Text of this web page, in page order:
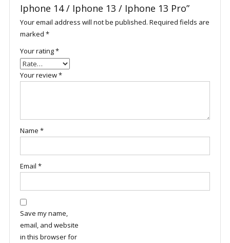
quantity
Iphone 14 / Iphone 13 / Iphone 13 Pro”
Your email address will not be published. Required fields are
marked *
Your rating*
Your review*
Name *
Email *
Save my name,
email, and website
in this browser for